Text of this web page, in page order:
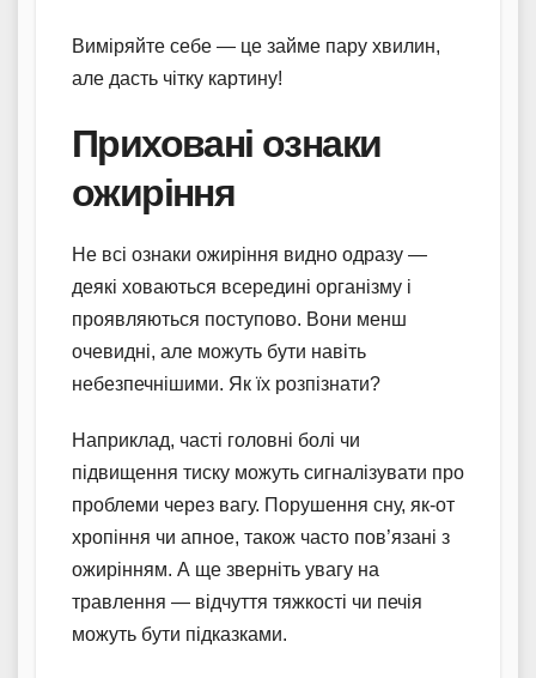
Виміряйте себе — це займе пару хвилин,
але дасть чітку картину!
Приховані ознаки
ожиріння
Не всі ознаки ожиріння видно одразу —
деякі ховаються всередині організму і
проявляються поступово. Вони менш
очевидні, але можуть бути навіть
небезпечнішими. Як їх розпізнати?
Наприклад, часті головні болі чи
підвищення тиску можуть сигналізувати про
проблеми через вагу. Порушення сну, як-от
хропіння чи апное, також часто пов’язані з
ожирінням. А ще зверніть увагу на
травлення — відчуття тяжкості чи печія
можуть бути підказками.